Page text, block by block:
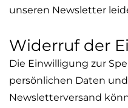
unseren Newsletter
Widerruf der
Die Einwilligung zur
persönlichen Daten
Newsletterversand